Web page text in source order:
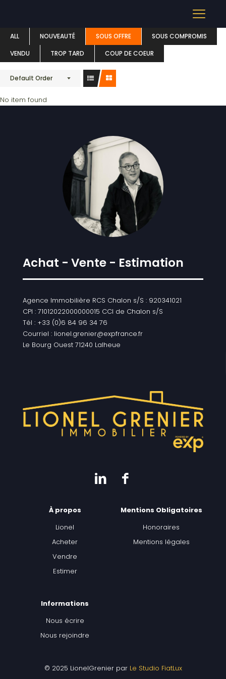
ALL NOUVEAUTÉ SOUS OFFRE
SOUS COMPROMIS
VENDU
TROP TARD COUP DE COEUR
Default Order
No item found
Achat - Vente - Estimation
Agence Immobilière RCS Chalon s/S : 920341021
CPI : 71012022000000015 CCI de Chalon s/S
Tél : +33 (0)6 84 96 34 76
Courriel : lionel.grenier@expfrance.fr
Le Bourg Ouest 71240 Lalheue
À propos
Lionel
Acheter
Vendre
Estimer
Mentions Obligatoires
Honoraires
Mentions légales
Informations
Nous écrire
Nous rejoindre
© 2025 LionelGrenier par Le Studio FiatLux